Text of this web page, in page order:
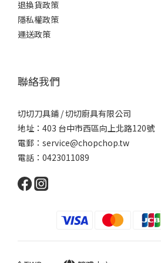
退換貨政策
隱私權政策
運送政策
聯絡我們
切切刀具鋪 / 切切廚具有限公司
地址：403 台中市西區向上北路120號
電郵：service@chopchop.tw
電話：0423011089